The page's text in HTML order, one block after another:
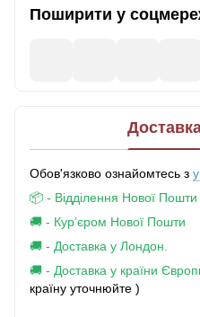
Поширити у
Обов'язково ознайомтесь з
📦 - Відділення Нової Пошти
🚚 - Кур’єром Нової Пошти
🚚 - Доставка у Лондон.
🚚 - Доставка у країни
країну уточнюйте )